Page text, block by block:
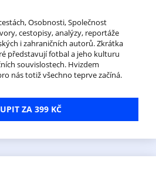
Osobnosti, Společnost
cestopisy, analýzy, reportáže
i zahraničních autorů. Zkrátka
představují fotbal a jeho kulturu
souvislostech. Hvizdem
nás totiž všechno teprve začíná.
ZA 399 KČ